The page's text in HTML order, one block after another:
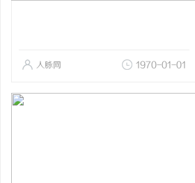
人脉网 1970-01-01